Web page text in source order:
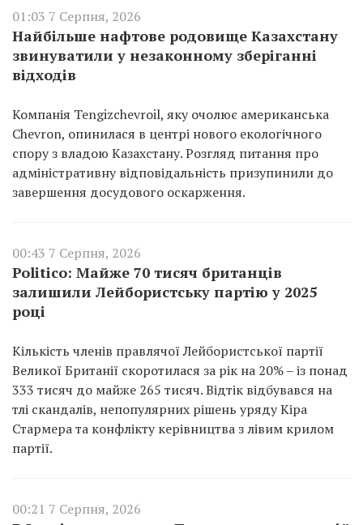
01:03 7 Серпня, 2026
Найбільше нафтове родовище Казахстану
звинуватили у незаконному зберіганні
відходів
Компанія Tengizchevroil, яку очолює американська
Chevron, опинилася в центрі нового екологічного
спору з владою Казахстану. Розгляд питання про
адміністративну відповідальність призупинили до
завершення досудового оскарження.
00:43 7 Серпня, 2026
Politico: Майже 70 тисяч британців
залишили Лейбористську партію у 2025
році
Кількість членів правлячої Лейбористської партії
Великої Британії скоротилася за рік на 20% – із понад
333 тисяч до майже 265 тисяч. Відтік відбувався на
тлі скандалів, непопулярних рішень уряду Кіра
Стармера та конфлікту керівництва з лівим крилом
партії.
00:21 7 Серпня, 2026